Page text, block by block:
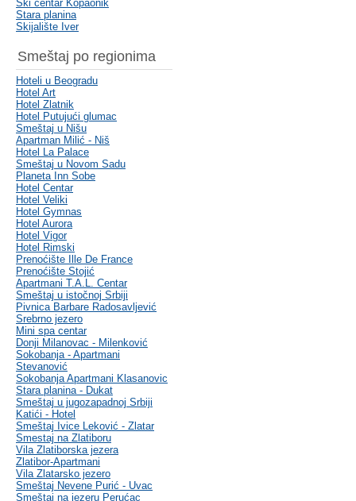
Ski centar Kopaonik
Stara planina
Skijalište Iver
Smeštaj po regionima
Hoteli u Beogradu
Hotel Art
Hotel Zlatnik
Hotel Putujući glumac
Smeštaj u Nišu
Apartman Milić - Niš
Hotel La Palace
Smeštaj u Novom Sadu
Planeta Inn Sobe
Hotel Centar
Hotel Veliki
Hotel Gymnas
Hotel Aurora
Hotel Vigor
Hotel Rimski
Prenoćište Ille De France
Prenoćište Stojić
Apartmani T.A.L. Centar
Smeštaj u istočnoj Srbiji
Pivnica Barbare Radosavljević
Srebrno jezero
Mini spa centar
Donji Milanovac - Milenković
Sokobanja - Apartmani
Stevanović
Sokobanja Apartmani Klasanovic
Stara planina - Dukat
Smeštaj u jugozapadnoj Srbiji
Katići - Hotel
Smeštaj Ivice Leković - Zlatar
Smestaj na Zlatiboru
Vila Zlatiborska jezera
Zlatibor-Apartmani
Vila Zlatarsko jezero
Smeštaj Nevene Purić - Uvac
Smeštaj na jezeru Perućac